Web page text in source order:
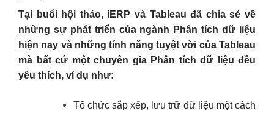
Tại buổi hội thảo, iERP và Tableau đã chia sẻ về
những sự phát triển của ngành Phân tích dữ liệu
hiện nay và những tính năng tuyệt vời của Tableau
mà bất cứ một chuyên gia Phân tích dữ liệu đều
yêu thích, ví dụ như:
Tổ chức sắp xếp, lưu trữ dữ liệu một cách